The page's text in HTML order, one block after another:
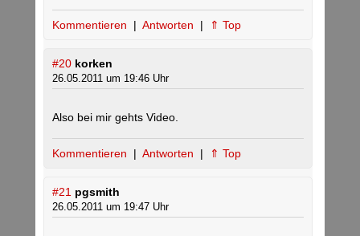
Kommentieren | Antworten | ⇑ Top
#20 korken
26.05.2011 um 19:46 Uhr
Also bei mir gehts Video.
Kommentieren | Antworten | ⇑ Top
#21 pgsmith
26.05.2011 um 19:47 Uhr